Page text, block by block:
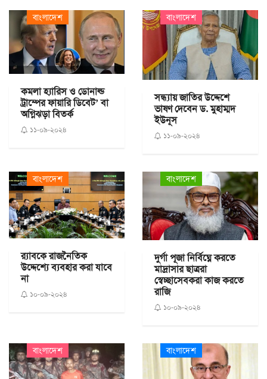
বাংলাদেশ
কমলা হ্যারিস ও ডোনাল্ড
ট্রাম্পের ফায়ারি ডিবেট’ বা
অগ্নিঝড়া বিতর্ক
১১-০৯-২০২৪
বাংলাদেশ
সন্ধ্যায় জাতির উদ্দেশে
ভাষণ দেবেন ড. মুহাম্মদ
ইউনূস
১১-০৯-২০২৪
বাংলাদেশ
র‍্যাবকে রাজনৈতিক
উদ্দেশ্যে ব্যবহার করা যাবে
না
১০-০৯-২০২৪
বাংলাদেশ
দুর্গা পূজা নির্বিঘ্নে করতে
মাদ্রাসার ছাত্ররা
স্বেচ্ছাসেবকরা কাজ করতে
রাজি
১০-০৯-২০২৪
বাংলাদেশ বাংলাদেশ